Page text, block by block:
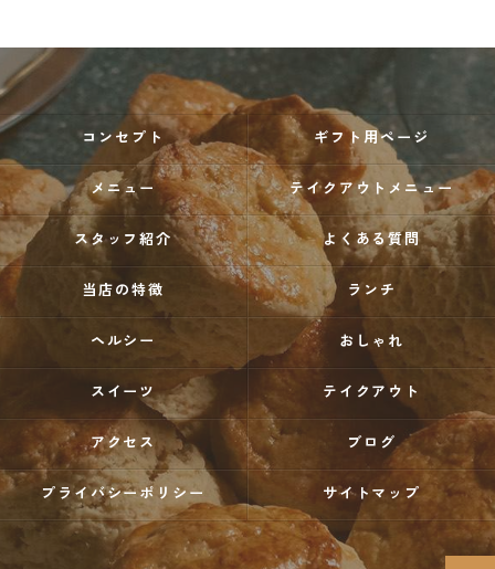
コンセプト ギフト用ページ
メニュー テイクアウトメニュー
スタッフ紹介 よくある質問
当店の特徴 ランチ
ヘルシー おしゃれ
スイーツ テイクアウト
アクセス ブログ
プライバシーポリシー サイトマップ